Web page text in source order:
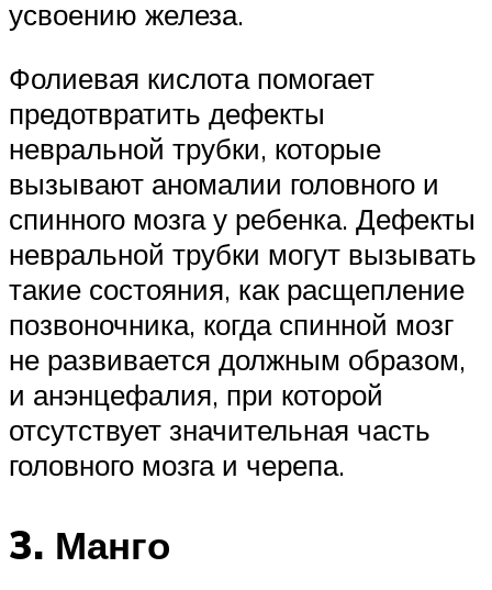
усвоению железа.
Фолиевая кислота помогает
предотвратить дефекты
невральной трубки, которые
вызывают аномалии головного и
спинного мозга у ребенка. Дефекты
невральной трубки могут вызывать
такие состояния, как расщепление
позвоночника, когда спинной мозг
не развивается должным образом,
и анэнцефалия, при которой
отсутствует значительная часть
головного мозга и черепа.
3. Манго